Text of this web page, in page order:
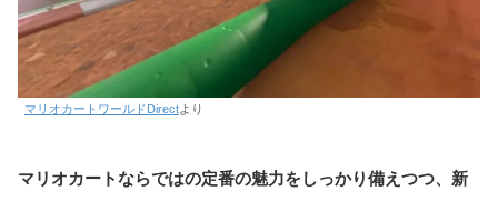
マリオカートワールドDirectより
マリオカートならではの定番の魅力をしっかり備えつつ、新